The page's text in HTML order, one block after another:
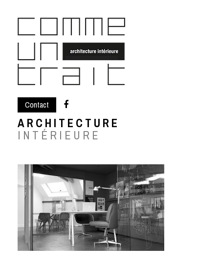
Skip
to
content
Contact
ARCHITECTURE
INTÉRIEURE